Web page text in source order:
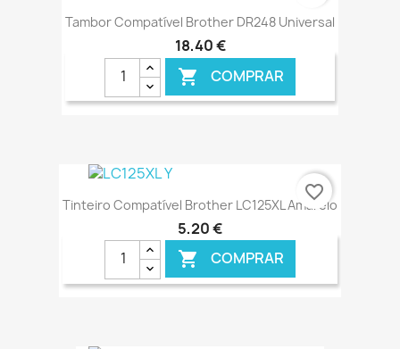
Tambor Compatível Brother DR248 Universal
18,40 €
 COMPRAR
Tinteiro Compatível Brother LC125XL Amarelo
5,20 €
 COMPRAR
favorite_border